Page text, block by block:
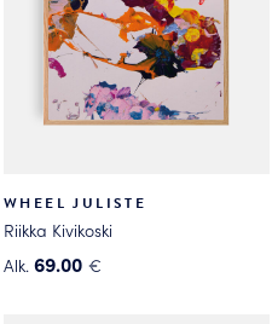
WHEEL JULISTE
Riikka Kivikoski
Alk. 69.00 €